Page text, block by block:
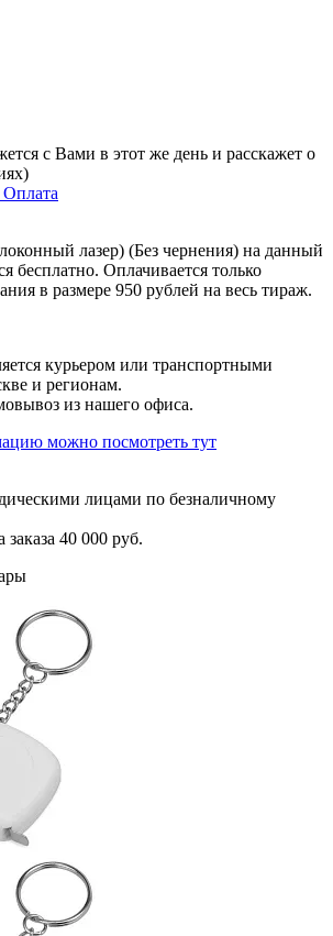
с Вами в этот же день и расскажет о
Оплата
лазер) (Без чернения) на данный
бесплатно. Оплачивается только
в размере 950 рублей на весь тираж.
курьером или транспортными
и регионам.
из нашего офиса.
можно посмотреть тут
лицами по безналичному
40 000 руб.